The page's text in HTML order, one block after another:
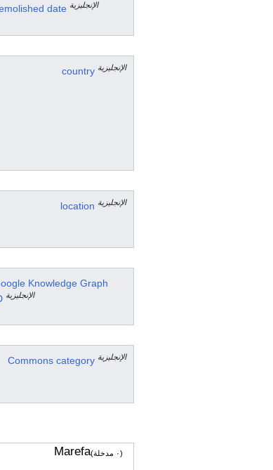
date الإنجليزية
country الإنجليزية
location الإنجليزية
Knowledge Graph
الإنجليزية
Commons category الإنجليزية
Marefa (٠ مدخلة)